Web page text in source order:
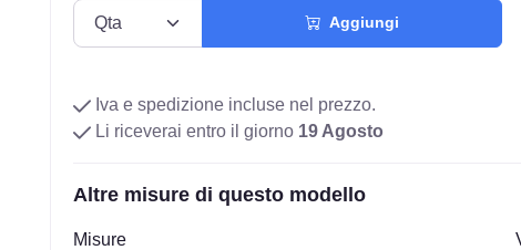
Aggiungi
Iva e spedizione incluse nel prezzo.
Li riceverai entro il giorno 19 Agosto
Altre misure di questo modello
Misure